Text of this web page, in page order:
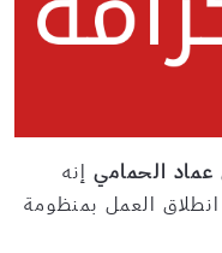
عماد الحمامي إنه
قبل موفى شهر مارس 2017، انطلاق العمل بمنظومة